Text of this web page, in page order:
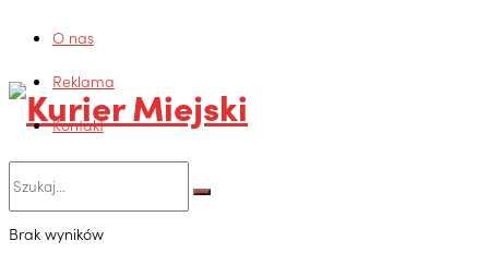
O nas
Reklama
Kontakt
Brak wyników